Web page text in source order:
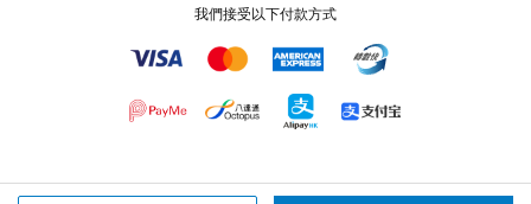
我們接受以下付款方式